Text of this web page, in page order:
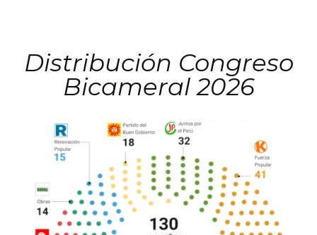
Distribución Congreso
Bicameral 2026